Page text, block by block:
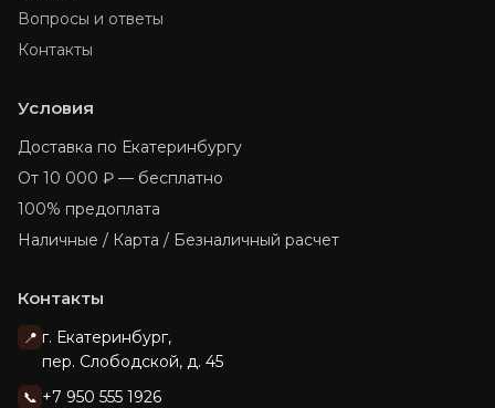
Вопросы и ответы
Контакты
Условия
Доставка по Екатеринбургу
От 10 000 ₽ — бесплатно
100% предоплата
Наличные / Карта / Безналичный расчет
Контакты
📍 г. Екатеринбург,
пер. Слободской, д. 45
📞 +7 950 555 1926